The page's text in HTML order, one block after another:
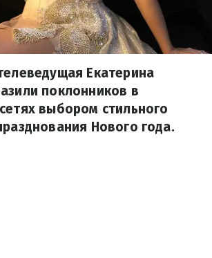
Екатерина
поклонников в
выбором стильного
Нового года.